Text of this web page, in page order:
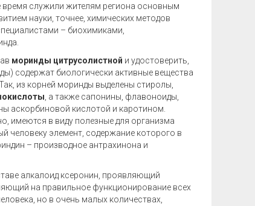
время служили жителям региона основным
науки, точнее, химических методов
– биохимиками,
моринды цитрусолистной и удостоверить,
содержат биологически активные вещества
из корней моринды выделены стиролы,
, а также сапонины, флавоноиды,
аскорбиновой кислотой и каротином.
имеются в виду полезные для организма
человеку элемент, содержание которого в
– производное антрахинона и
алкалоид ксеронин, проявляющий
на правильное функционирование всех
но в очень малых количествах,